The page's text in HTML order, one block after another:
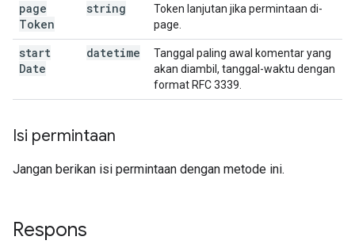
page
Token
string
Token lanjutan jika permintaan di-
page.
start
Date
datetime
Tanggal paling awal komentar yang
akan diambil, tanggal-waktu dengan
format RFC 3339.
Isi permintaan
Jangan berikan isi permintaan dengan metode ini.
Respons